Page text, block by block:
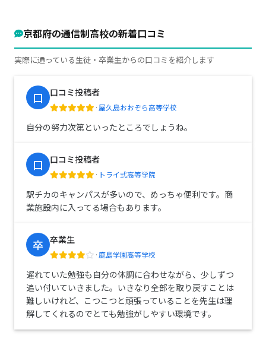
京都府の通信制高校の新着口コミ
実際に通っている生徒・卒業生からの口コミを紹介します
口 口コミ投稿者
· 屋久島おおぞら高等学校
自分の努力次第といったところでしょうね。
口 口コミ投稿者
· トライ式高等学院
駅チカのキャンパスが多いので、めっちゃ便利です。商
業施設内に入ってる場合もあります。
卒 卒業生
· 鹿島学園高等学校
遅れていた勉強も自分の体調に合わせながら、少しずつ
追い付いていきました。いきなり全部を取り戻すことは
難しいけれど、こつこつと頑張っていることを先生は理
解してくれるのでとても勉強がしやすい環境です。